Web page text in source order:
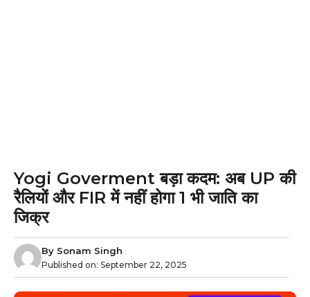
Yogi Goverment बड़ा कदम: अब UP की
रैलियों और FIR में नहीं होगा 1 भी जाति का
जिक्र
By Sonam Singh
Published on: September 22, 2025